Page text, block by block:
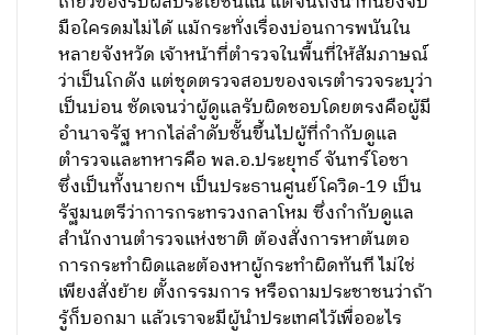
มือใครดมไม่ได้ แม้กระทั่งเรื่องบ่อนการพนันใน
หลายจังหวัด เจ้าหน้าที่ตำรวจในพื้นที่ให้สัมภาษณ์
ว่าเป็นโกดัง แต่ชุดตรวจสอบของจเรตำรวจระบุว่า
เป็นบ่อน ชัดเจนว่าผู้ดูแลรับผิดชอบโดยตรงคือผู้มี
อำนาจรัฐ หากไล่ลำดับชั้นขึ้นไปผู้ที่กำกับดูแล
ตำรวจและทหารคือ พล.อ.ประยุทธ์ จันทร์โอชา
ซึ่งเป็นทั้งนายกฯ เป็นประธานศูนย์โควิด-19 เป็น
รัฐมนตรีว่าการกระทรวงกลาโหม ซึ่งกำกับดูแล
สำนักงานตำรวจแห่งชาติ ต้องสั่งการหาต้นตอ
การกระทำผิดและต้องหาผู้กระทำผิดทันที ไม่ใช่
เพียงสั่งย้าย ตั้งกรรมการ หรือถามประชาชนว่าถ้า
รู้ก็บอกมา แล้วเราจะมีผู้นำประเทศไว้เพื่ออะไร